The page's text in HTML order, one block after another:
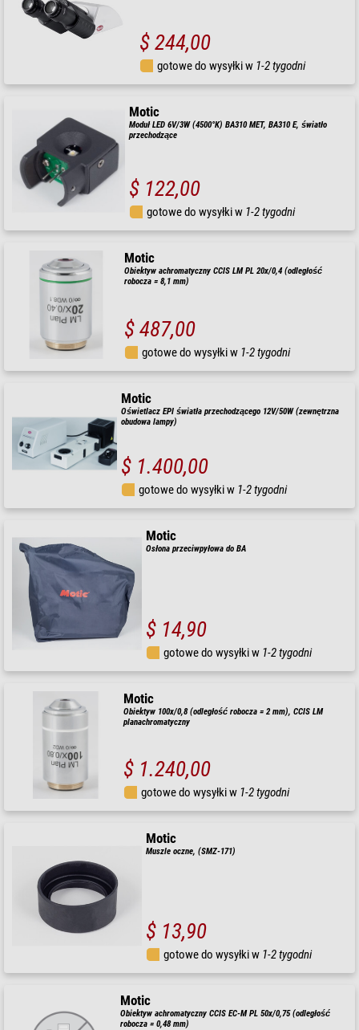
$ 244,00
gotowe do wysyłki w 1-2 tygodni
Motic
Moduł LED 6V/3W (4500°K) BA310 MET, BA310 E, światło
przechodzące
$ 122,00
gotowe do wysyłki w 1-2 tygodni
Motic
Obiektyw achromatyczny CCIS LM PL 20x/0,4 (odległość
robocza = 8,1 mm)
$ 487,00
gotowe do wysyłki w 1-2 tygodni
Motic
Oświetlacz EPI światła przechodzącego 12V/50W (zewnętrzna
obudowa lampy)
$ 1.400,00
gotowe do wysyłki w 1-2 tygodni
Motic
Osłona przeciwpyłowa do BA
$ 14,90
gotowe do wysyłki w 1-2 tygodni
Motic
Obiektyw 100x/0,8 (odległość robocza = 2 mm), CCIS LM
planachromatyczny
$ 1.240,00
gotowe do wysyłki w 1-2 tygodni
Motic
Muszle oczne, (SMZ-171)
$ 13,90
gotowe do wysyłki w 1-2 tygodni
Motic
Obiektyw achromatyczny CCIS EC-M PL 50x/0,75 (odległość
robocza = 0,48 mm)